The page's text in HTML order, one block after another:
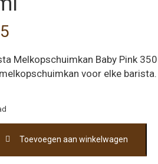
Melkopschuimkan Baby Pink
voor elke barista.
Toevoegen aan winkelwagen